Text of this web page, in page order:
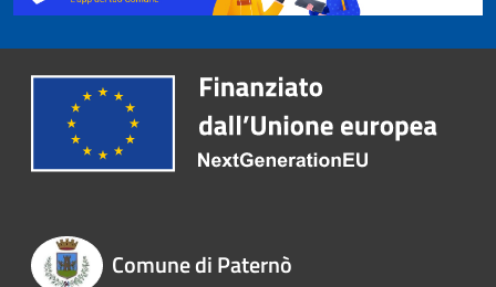
Comune di Paternò